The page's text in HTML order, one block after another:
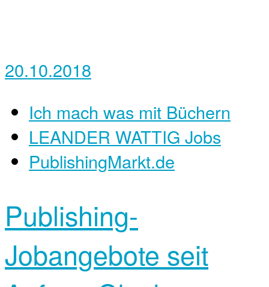
20.10.2018
Ich mach was mit Büchern
LEANDER WATTIG Jobs
PublishingMarkt.de
Publishing-
Jobangebote seit